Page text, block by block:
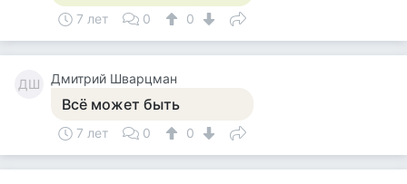
7 лет 0 0
ДШ Дмитрий Шварцман
Всё может быть
7 лет 0 0